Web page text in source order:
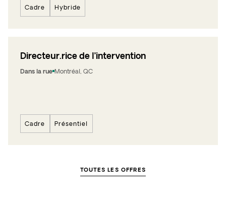
Cadre Hybride
Cadre Présentiel
Directeur.rice de l’intervention
Dans la rue Montréal, QC
TOUTES LES OFFRES